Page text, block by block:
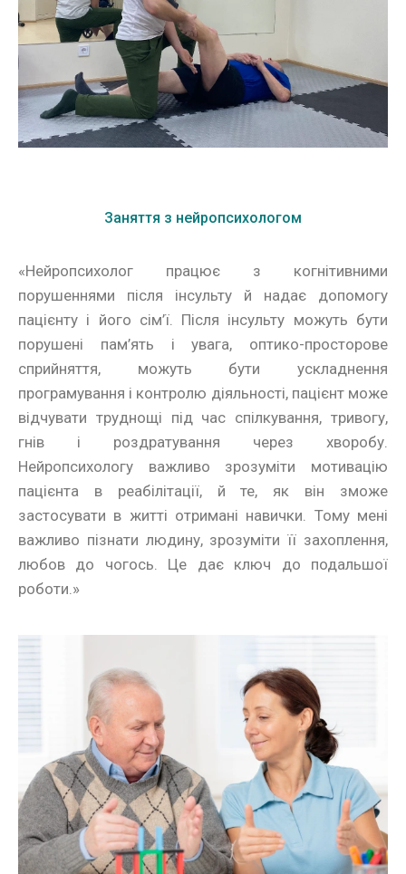
Заняття з нейропсихологом
«Нейропсихолог працює з когнітивними
порушеннями після інсульту й надає допомогу
пацієнту і його сім’ї. Після інсульту можуть бути
порушені пам’ять і увага, оптико-просторове
сприйняття, можуть бути ускладнення
програмування і контролю діяльності, пацієнт може
відчувати труднощі під час спілкування, тривогу,
гнів і роздратування через хворобу.
Нейропсихологу важливо зрозуміти мотивацію
пацієнта в реабілітації, й те, як він зможе
застосувати в житті отримані навички. Тому мені
важливо пізнати людину, зрозуміти її захоплення,
любов до чогось. Це дає ключ до подальшої
роботи.»